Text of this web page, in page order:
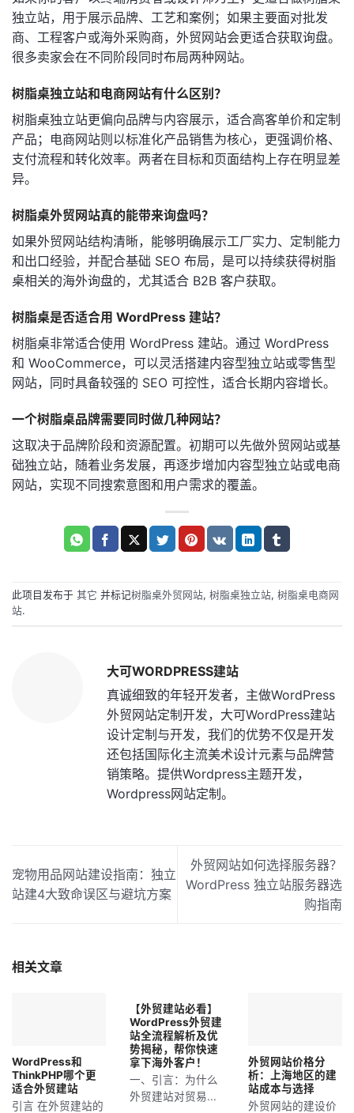
独立站，用于展示品牌、工艺和案例；如果主要面对批发
商、工程客户或海外采购商，外贸网站会更适合获取询盘。
很多卖家会在不同阶段同时布局两种网站。
树脂桌独立站和电商网站有什么区别？
树脂桌独立站更偏向品牌与内容展示，适合高客单价和定制
产品；电商网站则以标准化产品销售为核心，更强调价格、
支付流程和转化效率。两者在目标和页面结构上存在明显差
异。
树脂桌外贸网站真的能带来询盘吗？
如果外贸网站结构清晰，能够明确展示工厂实力、定制能力
和出口经验，并配合基础 SEO 布局，是可以持续获得树脂
桌相关的海外询盘的，尤其适合 B2B 客户获取。
树脂桌是否适合用 WordPress 建站？
树脂桌非常适合使用 WordPress 建站。通过 WordPress
和 WooCommerce，可以灵活搭建内容型独立站或零售型
网站，同时具备较强的 SEO 可控性，适合长期内容增长。
一个树脂桌品牌需要同时做几种网站？
这取决于品牌阶段和资源配置。初期可以先做外贸网站或基
础独立站，随着业务发展，再逐步增加内容型独立站或电商
网站，实现不同搜索意图和用户需求的覆盖。
此项目发布于 其它 并标记树脂桌外贸网站, 树脂桌独立站, 树脂桌电商网
站.
大可WORDPRESS建站
真诚细致的年轻开发者，主做WordPress
外贸网站定制开发，大可WordPress建站
设计定制与开发，我们的优势不仅是开发
还包括国际化主流美术设计元素与品牌营
销策略。提供Wordpress主题开发，
Wordpress网站定制。
宠物用品网站建设指南：独立
站建4大致命误区与避坑方案
外贸网站如何选择服务器？
WordPress 独立站服务器选
购指南
相关文章
WordPress和
ThinkPHP哪个更
适合外贸建站
引言 在外贸建站的
【外贸建站必看】
WordPress外贸建
站全流程解析及优
势揭秘，帮你快速
拿下海外客户！
一、引言：为什么
外贸建站对贸易...
外贸网站价格分
析：上海地区的建
站成本与选择
外贸网站的建设价